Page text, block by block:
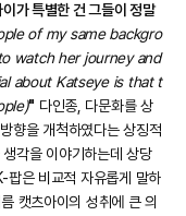
가 특별한 건 그들이 정말
of my same backgro
watch her journey and
about Katseye is that t
" 다인종, 다문화를 상
향을 개척하였다는 상징적
각을 이야기하는데 상당
팝은 비교적 자유롭게 말하
캣츠아이의 성취에 큰 의